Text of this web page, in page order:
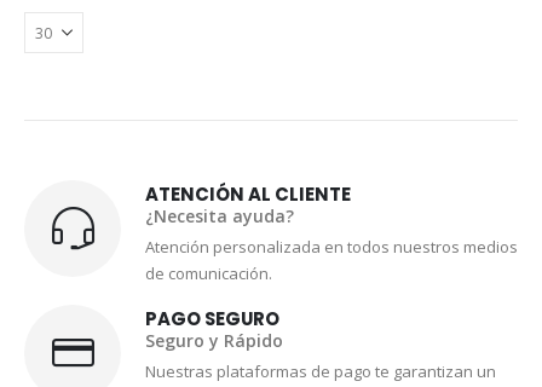
ATENCIÓN AL CLIENTE
¿Necesita ayuda?
Atención personalizada en todos nuestros medios
de comunicación.
PAGO SEGURO
Seguro y Rápido
Nuestras plataformas de pago te garantizan un